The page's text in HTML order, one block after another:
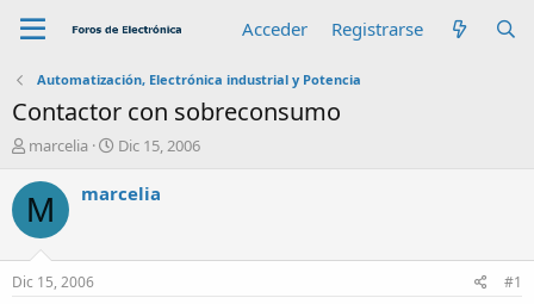
Acceder Registrarse
Automatización, Electrónica industrial y Potencia
Contactor con sobreconsumo
A
t
o
r
marcelia
F
c
Dic 15, 2006
M marcelia
Dic 15, 2006 #1